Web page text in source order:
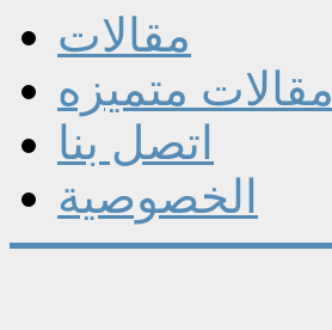
مقالات
مقالات متميزه
اتصل بنا
الخصوصية